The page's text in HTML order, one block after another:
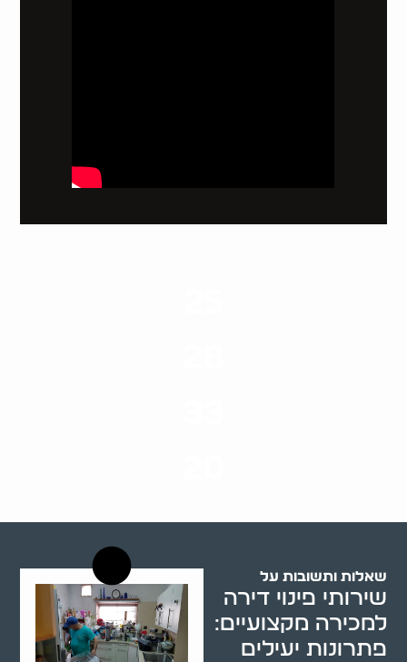
שאלות ותשובות על
שירותי פינוי דירה
למכירה מקצועיים:
פתרונות יעילים